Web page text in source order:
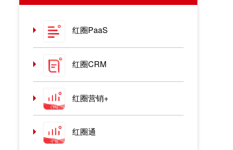
红圈PaaS
红圈CRM
红圈营销+
红圈通